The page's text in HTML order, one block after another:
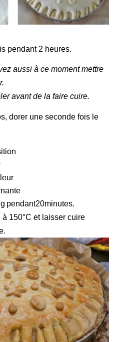
pendant 2 heures.
aussi à ce moment mettre
avant de la faire cuire.
dorer une seconde fois le
pendant20minutes.
150°C et laisser cuire